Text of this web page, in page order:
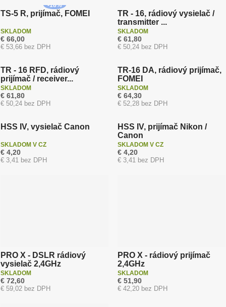
-18%
TS-5 R, prijímač, FOMEI
€ 66,00
€ 53,66 bez DPH
SKLADOM
TR - 16, rádiový vysielač /
transmitter ...
€ 61,80
€ 50,24 bez DPH
SKLADOM
TR - 16 RFD, rádiový
prijímač / receiver...
€ 61,80
€ 50,24 bez DPH
SKLADOM
TR-16 DA, rádiový prijímač,
FOMEI
€ 64,30
€ 52,28 bez DPH
SKLADOM
Dopredaj / Bazar
HSS IV, vysielač Canon
€ 4,20
€ 3,41 bez DPH
SKLADOM V CZ
Dopredaj / Bazar
HSS IV, prijímač Nikon /
Canon
€ 4,20
€ 3,41 bez DPH
SKLADOM V CZ
PRO X - DSLR rádiový
vysielač 2,4GHz
€ 72,60
€ 59,02 bez DPH
SKLADOM
PRO X - rádiový prijímač
2,4GHz
€ 51,90
€ 42,20 bez DPH
SKLADOM
Doprava zadarmo